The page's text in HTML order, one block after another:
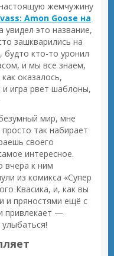
жемчужину
Amon Goose на
увидел это название,
зашкварились на
будто кто-то уронил
и мы все знаем,
оказалось,
игра рвет шаблоны,
мир, мне
так набирает
своего
интересное.
вчера к ним
из комикса «Супер
Квасика, и, как вы
и пряностями ещё с
привлекает —